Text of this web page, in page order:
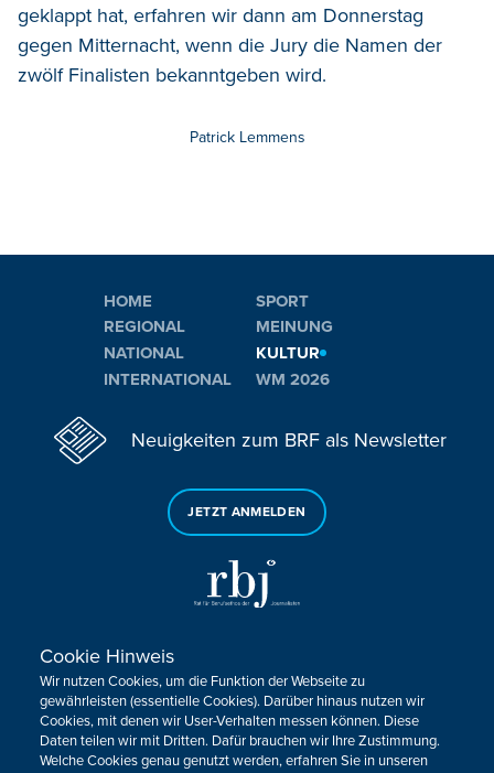
geklappt hat, erfahren wir dann am Donnerstag
gegen Mitternacht, wenn die Jury die Namen der
zwölf Finalisten bekanntgeben wird.
Patrick Lemmens
HOME
REGIONAL
NATIONAL
INTERNATIONAL
SPORT
MEINUNG
KULTUR
WM 2026
Neuigkeiten zum BRF als Newsletter
JETZT ANMELDEN
Sie haben noch Fragen oder Anmerkungen?
KONTAKTIEREN SIE UNS!
Impressum Datenschutz Kontakt
Barrierefreiheit
Cookie Hinweis
Wir nutzen Cookies, um die Funktion der Webseite zu
gewährleisten (essentielle Cookies). Darüber hinaus nutzen wir
Cookies, mit denen wir User-Verhalten messen können. Diese
Daten teilen wir mit Dritten. Dafür brauchen wir Ihre Zustimmung.
Welche Cookies genau genutzt werden, erfahren Sie in unseren